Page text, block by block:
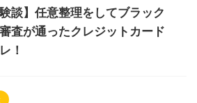
験談】任意整理をしてブラック
査が通ったクレジットカード
！